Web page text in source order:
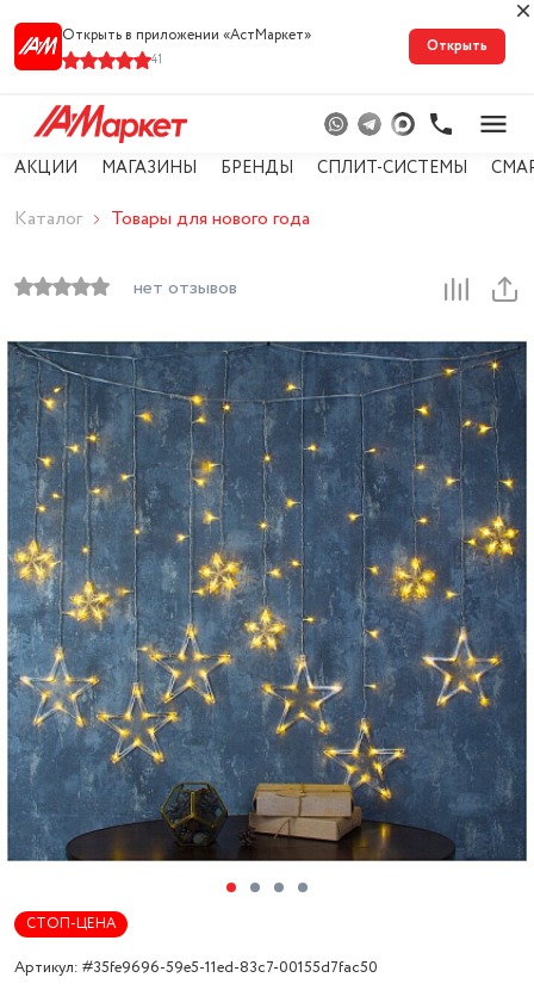
Открыть в приложении «АстМарке‪т‬»
41
Открыть
АКЦИИ МАГАЗИНЫ БРЕНДЫ СПЛИТ-СИСТЕМЫ
Каталог Товары для нового года
нет отзывов
СТОП-ЦЕНА
Артикул: #35fe9696-59e5-11ed-83c7-00155d7fac50